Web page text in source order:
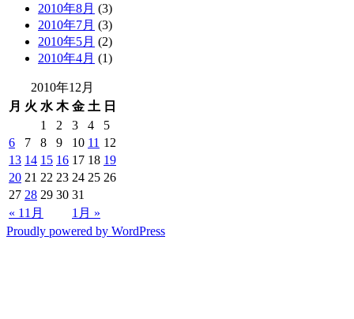
2010年8月 (3)
2010年7月 (3)
2010年5月 (2)
2010年4月 (1)
2010年12月
月 火 水 木 金 土 日
« 11月 1月 »
1 2 3 4
5
6
7 8 9 10 11 12
13 14 15 16 17 18 19
20 21 22 23 24 25 26
27 28 29 30 31
Proudly powered by WordPress